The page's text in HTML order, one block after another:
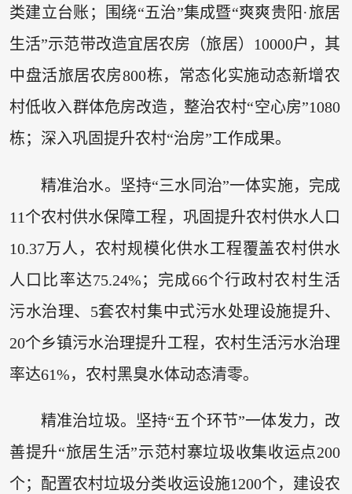
类建立台账；围绕“五治”集成暨“爽爽贵阳·旅居
生活”示范带改造宜居农房（旅居）10000户，其
中盘活旅居农房800栋，常态化实施动态新增农
村低收入群体危房改造，整治农村“空心房”1080
栋；深入巩固提升农村“治房”工作成果。
精准治水。坚持“三水同治”一体实施，完成
11个农村供水保障工程，巩固提升农村供水人口
10.37万人，农村规模化供水工程覆盖农村供水
人口比率达75.24%；完成66个行政村农村生活
污水治理、5套农村集中式污水处理设施提升、
20个乡镇污水治理提升工程，农村生活污水治理
率达61%，农村黑臭水体动态清零。
精准治垃圾。坚持“五个环节”一体发力，改
善提升“旅居生活”示范村寨垃圾收集收运点200
个；配置农村垃圾分类收运设施1200个，建设农